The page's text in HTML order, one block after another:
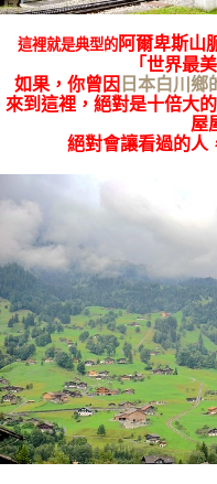
這裡就是典型的阿爾卑斯山
「世界最
如果，你曾因 日本白川鄉
來到這裡，絕對是十倍大
屋
絕對會讓看過的人